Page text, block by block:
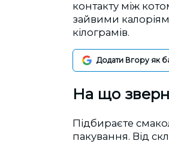
контакту між
зайвими
кілограмів.
Додати Вгору як
На що
Підбираєте
пакування. Від